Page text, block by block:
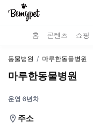
홈 콘텐츠 쇼핑
동물병원 / 마루한동물병원
마루한동물병원
운영 6년차
주소